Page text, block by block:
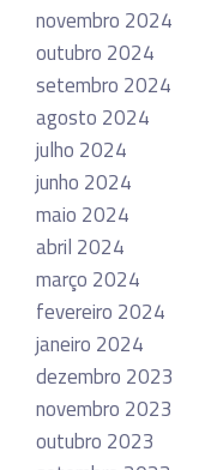
novembro 2024
outubro 2024
setembro 2024
agosto 2024
julho 2024
junho 2024
maio 2024
abril 2024
março 2024
fevereiro 2024
janeiro 2024
dezembro 2023
novembro 2023
outubro 2023